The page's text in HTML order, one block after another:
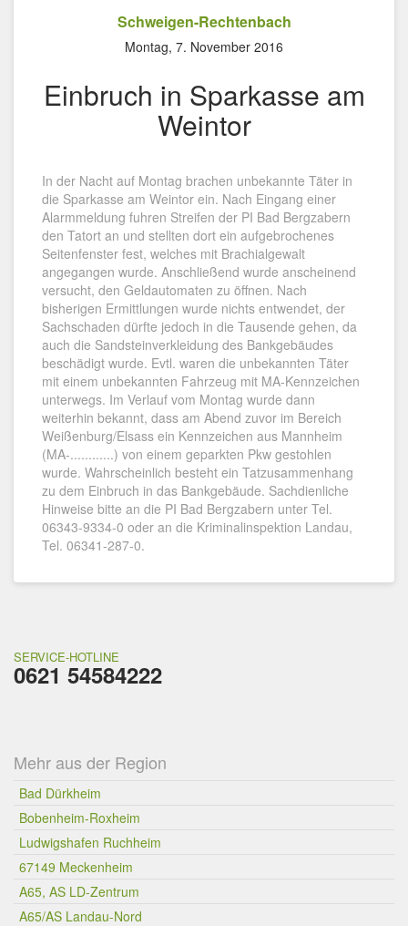
Schweigen-Rechtenbach
Montag, 7. November 2016
Einbruch in Sparkasse am
Weintor
In der Nacht auf Montag brachen unbekannte Täter in
die Sparkasse am Weintor ein. Nach Eingang einer
Alarmmeldung fuhren Streifen der PI Bad Bergzabern
den Tatort an und stellten dort ein aufgebrochenes
Seitenfenster fest, welches mit Brachialgewalt
angegangen wurde. Anschließend wurde anscheinend
versucht, den Geldautomaten zu öffnen. Nach
bisherigen Ermittlungen wurde nichts entwendet, der
Sachschaden dürfte jedoch in die Tausende gehen, da
auch die Sandsteinverkleidung des Bankgebäudes
beschädigt wurde. Evtl. waren die unbekannten Täter
mit einem unbekannten Fahrzeug mit MA-Kennzeichen
unterwegs. Im Verlauf vom Montag wurde dann
weiterhin bekannt, dass am Abend zuvor im Bereich
Weißenburg/Elsass ein Kennzeichen aus Mannheim
(MA-............) von einem geparkten Pkw gestohlen
wurde. Wahrscheinlich besteht ein Tatzusammenhang
zu dem Einbruch in das Bankgebäude. Sachdienliche
Hinweise bitte an die PI Bad Bergzabern unter Tel.
06343-9334-0 oder an die Kriminalinspektion Landau,
Tel. 06341-287-0.
SERVICE-HOTLINE
0621 54584222
Mehr aus der Region
Bad Dürkheim
Bobenheim-Roxheim
Ludwigshafen Ruchheim
67149 Meckenheim
A65, AS LD-Zentrum
A65/AS Landau-Nord